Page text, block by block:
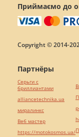
Приймаємо до
Copyright © 2014-
Партнёры
Серьги с
бриллиантами
alliancetechnika.ua
миралинкс
Веб мастер
https://motokosmos.ua/